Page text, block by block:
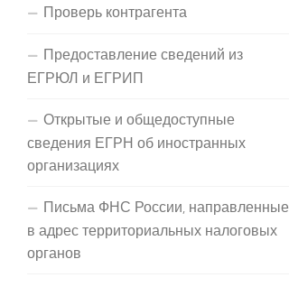
Проверь контрагента
Предоставление сведений из
ЕГРЮЛ и ЕГРИП
Открытые и общедоступные
сведения ЕГРН об иностранных
организациях
Письма ФНС России, направленные
в адрес территориальных налоговых
органов